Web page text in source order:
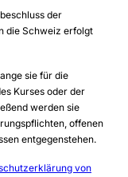
der
die Schweiz erfolgt
sie für die
Kurses oder der
werden sie
offenen
entgegenstehen.
von